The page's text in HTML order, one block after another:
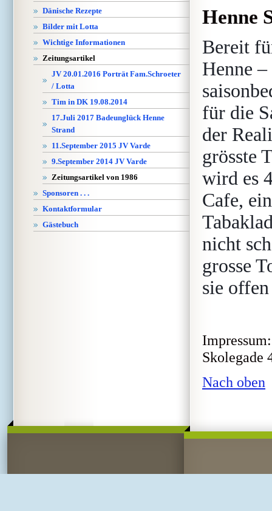
Dänische Rezepte
Bilder mit Lotta
Wichtige Informationen
Zeitungsartikel
JV 20.01.2016 Porträt Fam.Schroeter
/ Lotta
Tim in DK 19.08.2014
17.Juli 2017 Badeunglück Henne
Strand
11.September 2015 JV Varde
9.September 2014 JV Varde
Zeitungsartikel von 1986
Sponsoren . . .
Kontaktformular
Gästebuch
Henne
Bereit
Henne
für die
der
grösste
wird es
Cafe,
nicht
grosse
sie
Skolegade
Nach oben